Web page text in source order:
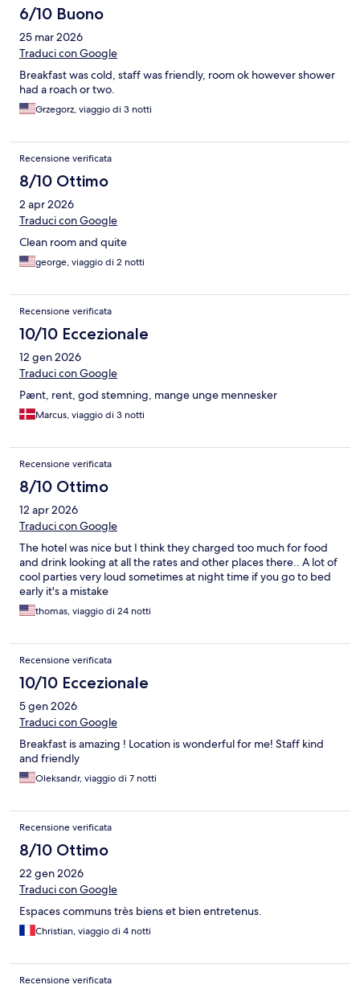
6/10 Buono
25 mar 2026
Traduci con Google
Breakfast was cold, staff was friendly, room ok however shower
had a roach or two.
Grzegorz, viaggio di 3 notti
Recensione verificata
8/10 Ottimo
2 apr 2026
Traduci con Google
Clean room and quite
george, viaggio di 2 notti
Recensione verificata
10/10 Eccezionale
12 gen 2026
Traduci con Google
Pænt, rent, god stemning, mange unge mennesker
Marcus, viaggio di 3 notti
Recensione verificata
8/10 Ottimo
12 apr 2026
Traduci con Google
The hotel was nice but I think they charged too much for food
and drink looking at all the rates and other places there.. A lot of
cool parties very loud sometimes at night time if you go to bed
early it's a mistake
thomas, viaggio di 24 notti
Recensione verificata
10/10 Eccezionale
5 gen 2026
Traduci con Google
Breakfast is amazing ! Location is wonderful for me! Staff kind
and friendly
Oleksandr, viaggio di 7 notti
Recensione verificata
8/10 Ottimo
22 gen 2026
Traduci con Google
Espaces communs très biens et bien entretenus.
Christian, viaggio di 4 notti
Recensione verificata